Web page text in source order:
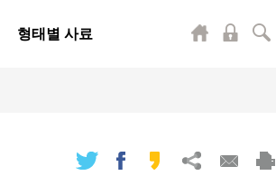
형태별 사료